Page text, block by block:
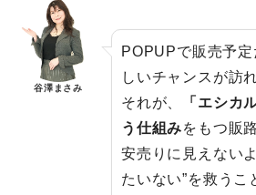
谷澤まさみ
POPUPで販売予
しいチャンスが訪
それが、
「エシカ
う仕組みをもつ販
安売りに見えない
たいない”を救う